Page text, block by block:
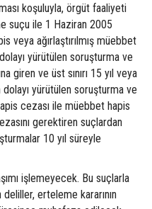
koşuluyla, örgüt faaliyeti
suçu ile 1 Haziran 2005
veya ağırlaştırılmış müebbet
yürütülen soruşturma ve
giren ve üst sınırı 15 yıl veya
yürütülen soruşturma ve
cezası ile müebbet hapis
gerektiren suçlardan
10 yıl süreyle
işlemeyecek. Bu suçlarla
erteleme kararının